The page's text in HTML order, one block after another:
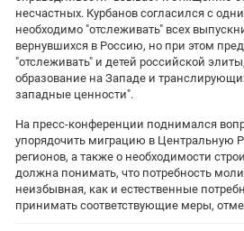
несчастных. Курбанов согласился с
необходимо "отслеживать" всех
вернувшихся в Россию, но при этом
"отслеживать" и детей российской
образование на Западе и
западные ценности".
На пресс-конференции поднимался
упорядочить миграцию в Центральную
регионов, а также о необходимости
должна понимать, что потребность
неизбывная, как и естественные
принимать соответствующие меры,